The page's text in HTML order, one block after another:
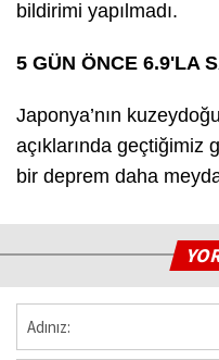
bildirimi yapılmadı.
5 GÜN ÖNCE 6.9'LA
Japonya’nın
açıklarında geçtiğimiz
bir deprem daha